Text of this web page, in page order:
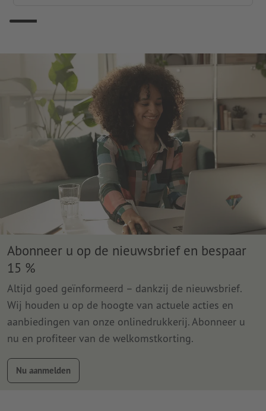
Abonneer u op de nieuwsbrief en bespaar
15 %
Altijd goed geïnformeerd – dankzij de nieuwsbrief.
Wij houden u op de hoogte van actuele acties en
aanbiedingen van onze onlinedrukkerij. Abonneer u
nu en profiteer van de welkomstkorting.
Nu aanmelden